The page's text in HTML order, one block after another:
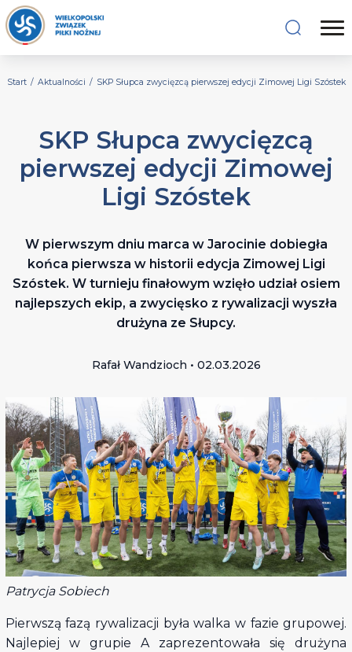
Start / Aktualności / SKP Słupca zwycięzcą pierwszej edycji Zimowej Ligi Szóstek
SKP Słupca zwycięzcą
pierwszej edycji Zimowej
Ligi Szóstek
W pierwszym dniu marca w Jarocinie dobiegła
końca pierwsza w historii edycja Zimowej Ligi
Szóstek. W turnieju finałowym wzięło udział osiem
najlepszych ekip, a zwycięsko z rywalizacji wyszła
drużyna ze Słupcy.
Rafał Wandzioch • 02.03.2026
Patrycja Sobiech
Pierwszą fazą rywalizacji była walka w fazie grupowej.
Najlepiej w grupie A zaprezentowała się drużyna